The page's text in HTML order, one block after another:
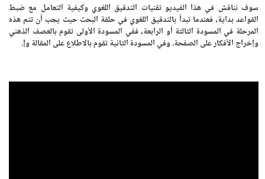
سوف نناقش في هذا الفيديو تقنيات التدقيق اللغوي وكيفية التعامل مع ضبط
القواعد بداية، فعندما تبدأ بالتدقيق اللغوي في حلقة البحث حيث يجب أن تتم هذه
المرحلة في المسودة الثالثة أو الرابعة، ففي المسودة الأولى تقوم بالعصف الذهني
وإخراج الأفكار على الصفحة. وفي المسودة الثانية تقوم بالاطلاع على المقالة وإ.